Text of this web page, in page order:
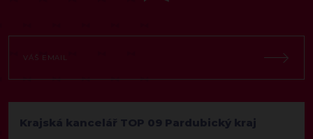
Krajská kancelář TOP 09 Pardubický kraj